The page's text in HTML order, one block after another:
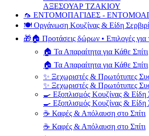
ΑΞΕΣΟΥΑΡ ΤΖΑΚΙΟΥ
🦟 ΕΝΤΟΜΟΠΑΓΙΔΕΣ -
🍽️ Οργάνωση Κουζίνας & Είδη
🎁🏠 Προτάσεις δώρων • Επιλογές για
🏠 Τα Απαραίτητα για Κάθε Σπίτι
🏠 Τα Απαραίτητα για Κάθε Σπίτι
✨ Ξεχωριστές & Πρωτότυπες
✨ Ξεχωριστές & Πρωτότυπες
🍳 Εξοπλισμός Κουζίνας & Είδη
🍳 Εξοπλισμός Κουζίνας & Είδη
☕ Καφές & Απόλαυση στο Σπίτι
☕ Καφές & Απόλαυση στο Σπίτι